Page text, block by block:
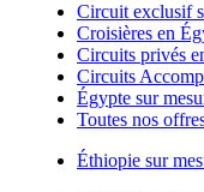
Circuit exclusif
Croisières en
Circuits privés
Circuits
Égypte sur
Toutes nos
Éthiopie sur